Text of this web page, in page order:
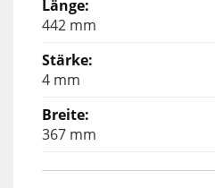
442 mm
4 mm
367 mm